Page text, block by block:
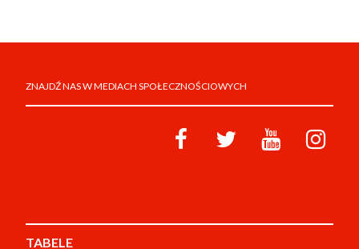
ZNAJDŹ NAS W MEDIACH SPOŁECZNOŚCIOWYCH
TABELE